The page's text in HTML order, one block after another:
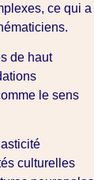
ce qui a
de haut
le sens
culturelles